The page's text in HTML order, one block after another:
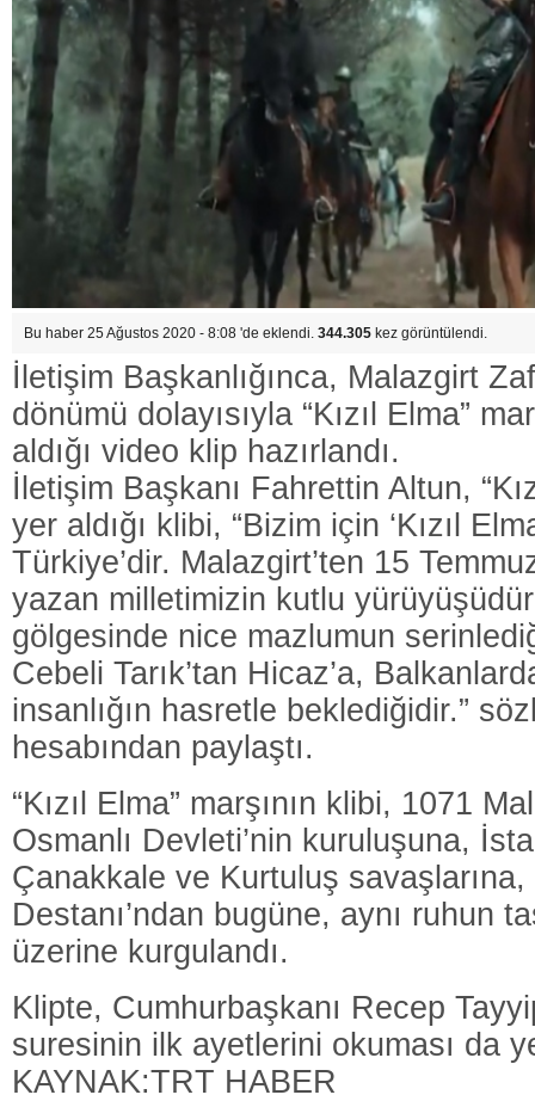
Bu haber 25 Ağustos 2020 - 8:08 'de eklendi. 344.305 kez görüntülendi.
İletişim Başkanlığınca, Malazgirt
dönümü dolayısıyla “Kızıl Elma”
aldığı video klip hazırlandı.
İletişim Başkanı Fahrettin Altun,
yer aldığı klibi, “Bizim için ‘Kızıl
Türkiye’dir. Malazgirt’ten 15
yazan milletimizin kutlu
gölgesinde nice mazlumun
Cebeli Tarık’tan Hicaz’a,
insanlığın hasretle beklediğidir.”
hesabından paylaştı. ‬‬‬
“Kızıl Elma” marşının klibi, 1071
Osmanlı Devleti’nin kuruluşuna,
Çanakkale ve Kurtuluş savaşlarına,
Destanı’ndan bugüne, aynı ruhun
üzerine kurgulandı.
Klipte, Cumhurbaşkanı Recep
suresinin ilk ayetlerini okuması da
KAYNAK:TRT HABER